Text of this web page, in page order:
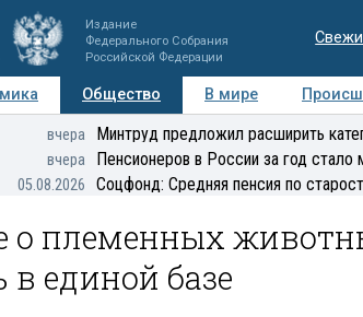
Издание
Федерального Собрания
Российской Федерации
Общество В мире
Мнения Регионы Медиацентр
вчера Минтруд предложил расширить
вчера Пенсионеров в России за год
05.08.2026 Соцфонд: Средняя пенсия по
о племенных
в единой базе